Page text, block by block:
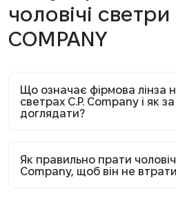
чоловічі светри
COMPANY
Що означає фірмова лінза
светрах C.P. Company і як
доглядати?
Як правильно прати
Company, щоб він не